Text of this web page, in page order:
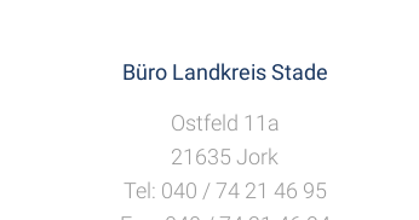
Büro Landkreis Stade
Ostfeld 11a
21635 Jork
Tel: 040 / 74 21 46 95